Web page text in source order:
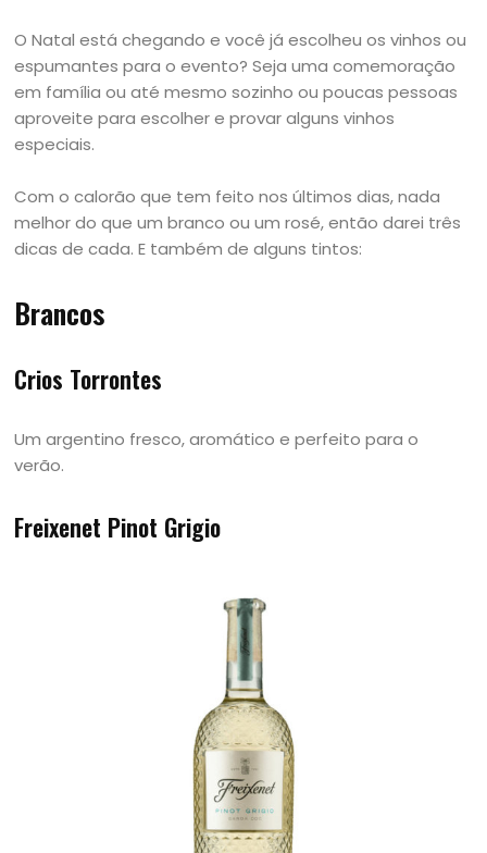
O Natal está chegando e você já escolheu os vinhos ou
espumantes para o evento? Seja uma comemoração
em família ou até mesmo sozinho ou poucas pessoas
aproveite para escolher e provar alguns vinhos
especiais.
Com o calorão que tem feito nos últimos dias, nada
melhor do que um branco ou um rosé, então darei três
dicas de cada. E também de alguns tintos:
Brancos
Crios Torrontes
Um argentino fresco, aromático e perfeito para o
verão.
Freixenet Pinot Grigio